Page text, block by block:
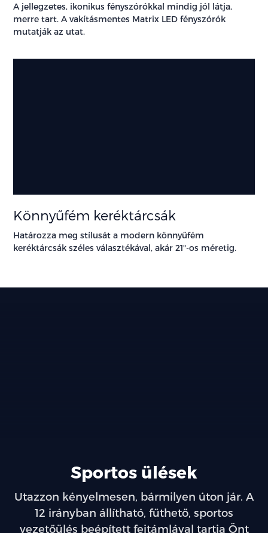
A jellegzetes, ikonikus fényszórókkal mindig jól látja,
merre tart. A vakításmentes Matrix LED fényszórók
mutatják az utat.
Könnyűfém keréktárcsák
Határozza meg stílusát a modern könnyűfém
keréktárcsák széles választékával, akár 21"-os méretig.
Sportos ülések
Utazzon kényelmesen, bármilyen úton jár. A
12 irányban állítható, fűthető, sportos
vezetőülés beépített fejtámlával tartja Önt